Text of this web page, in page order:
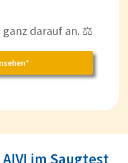
ganz darauf an. ⚖
im Saugtest